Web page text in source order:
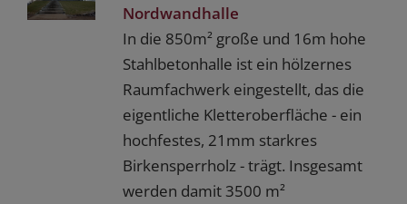
Nordwandhalle
In die 850m² große und 16m hohe
Stahlbetonhalle ist ein hölzernes
Raumfachwerk eingestellt, das die
eigentliche Kletteroberfläche - ein
hochfestes, 21mm starkres
Birkensperrholz - trägt. Insgesamt
werden damit 3500 m²